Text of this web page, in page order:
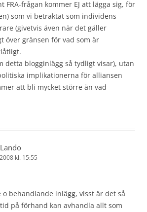
FRA-frågan kommer EJ att lägga sig, för
som vi betraktat som individens
(givetvis även när det gäller
över gränsen för vad som är
detta blogginlägg så tydligt visar), utan
implikationerna för alliansen
att bli mycket större än vad
kl. 15:55
behandlande inlägg, visst är det så
på förhand kan avhandla allt som